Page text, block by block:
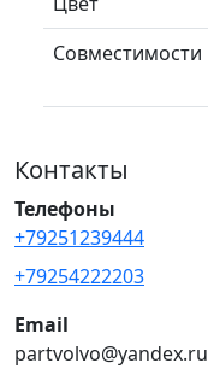
Совместимости
Контакты
Телефоны
+79251239444
+79254222203
Email
partvolvo@yandex.ru